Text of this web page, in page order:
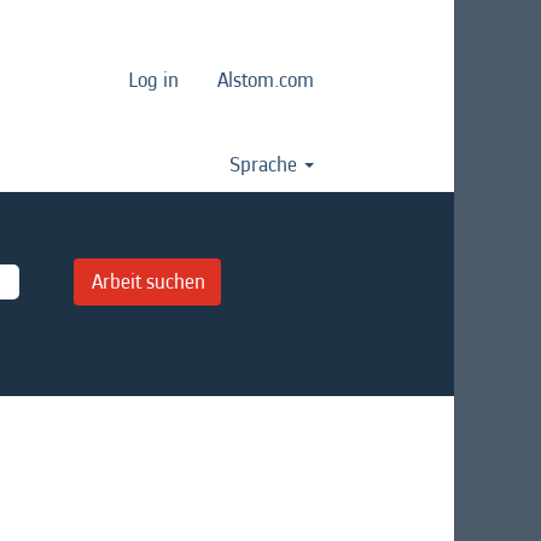
Log in Alstom.com
Sprache